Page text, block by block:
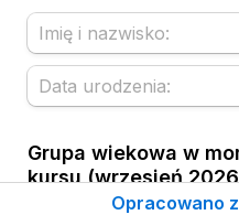
Grupa wiekowa w
kursu (wrzesień
Opracowano